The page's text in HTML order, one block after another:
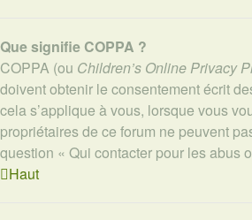
Que signifie COPPA ?
COPPA (ou Children’s Online Privacy
doivent obtenir le consentement écrit
cela s’applique à vous, lorsque vous
propriétaires de ce forum ne peuvent
question « Qui contacter pour les abus
Haut